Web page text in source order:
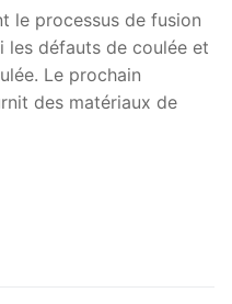
le processus de fusion
les défauts de coulée et
Le prochain
des matériaux de